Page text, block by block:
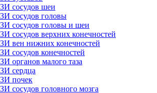
сосудов шеи
сосудов головы
сосудов головы и шеи
сосудов верхних конечностей
вен нижних конечностей
сосудов конечностей
органов малого таза
сердца
почек
сосудов головного мозга